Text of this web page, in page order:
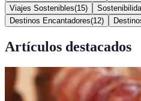
Viajes Sostenibles(15)
Destinos Encantadores(12)
Artículos destacados